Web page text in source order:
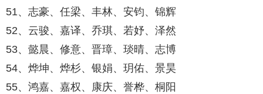
51、志豪、任梁、丰林、安钧、锦辉
52、云骏、嘉译、乔琪、若妤、泽然
53、懿晨、修意、晋璋、琰晴、志博
54、烨坤、烨杉、银娟、玥佑、景昊
55、鸿嘉、嘉权、康庆、誉桦、桐阳